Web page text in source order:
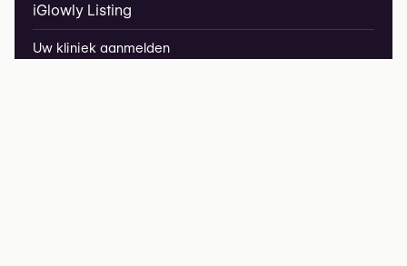
iGlowly Listing
Uw kliniek aanmelden